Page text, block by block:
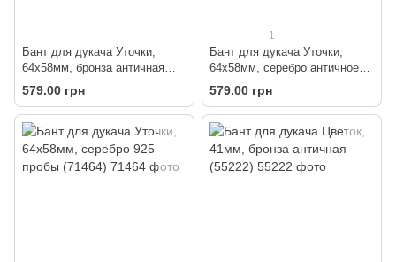
Бант для дукача Уточки,
64х58мм, бронза античная
(71462)
579.00 грн
1
Бант для дукача Уточки,
64х58мм, серебро античное
(71461)
579.00 грн